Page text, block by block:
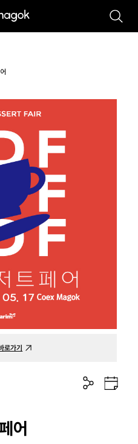
로가기
공
유
구
글
어